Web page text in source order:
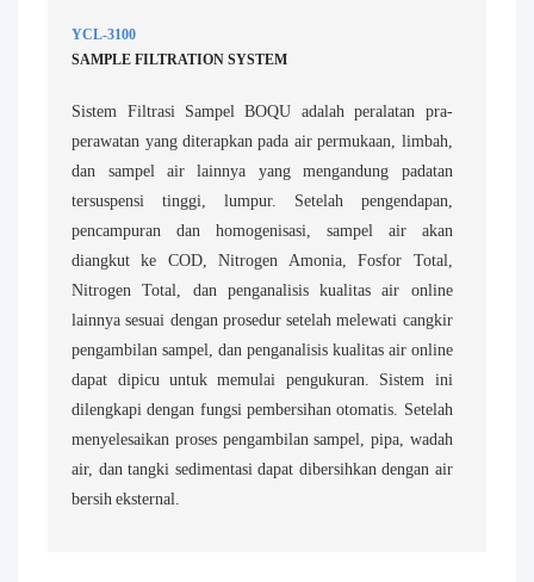
YCL-3100
SAMPLE FILTRATION SYSTEM
Sistem Filtrasi Sampel BOQU adalah peralatan pra-
perawatan yang diterapkan pada air permukaan, limbah,
dan sampel air lainnya yang mengandung padatan
tersuspensi tinggi, lumpur. Setelah pengendapan,
pencampuran dan homogenisasi, sampel air akan
diangkut ke COD, Nitrogen Amonia, Fosfor Total,
Nitrogen Total, dan penganalisis kualitas air online
lainnya sesuai dengan prosedur setelah melewati cangkir
pengambilan sampel, dan penganalisis kualitas air online
dapat dipicu untuk memulai pengukuran. Sistem ini
dilengkapi dengan fungsi pembersihan otomatis. Setelah
menyelesaikan proses pengambilan sampel, pipa, wadah
air, dan tangki sedimentasi dapat dibersihkan dengan air
bersih eksternal.